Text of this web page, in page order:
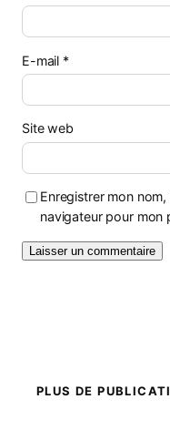
E-mail *
Site web
Enregistrer mon
navigateur pour mon
PLUS DE